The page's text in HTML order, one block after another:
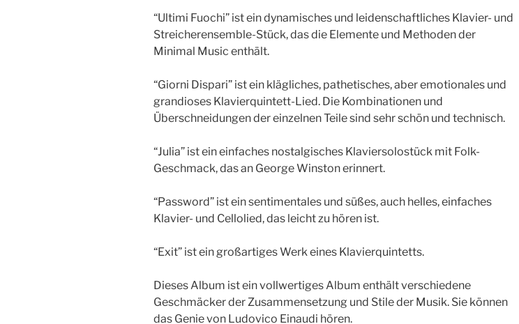
“Ultimi Fuochi” ist ein dynamisches und leidenschaftliches Klavier- und
Streicherensemble-Stück, das die Elemente und Methoden der
Minimal Music enthält.
“Giorni Dispari” ist ein klägliches, pathetisches, aber emotionales und
grandioses Klavierquintett-Lied. Die Kombinationen und
Überschneidungen der einzelnen Teile sind sehr schön und technisch.
“Julia” ist ein einfaches nostalgisches Klaviersolostück mit Folk-
Geschmack, das an George Winston erinnert.
“Password” ist ein sentimentales und süßes, auch helles, einfaches
Klavier- und Cellolied, das leicht zu hören ist.
“Exit” ist ein großartiges Werk eines Klavierquintetts.
Dieses Album ist ein vollwertiges Album enthält verschiedene
Geschmäcker der Zusammensetzung und Stile der Musik. Sie können
das Genie von Ludovico Einaudi hören.